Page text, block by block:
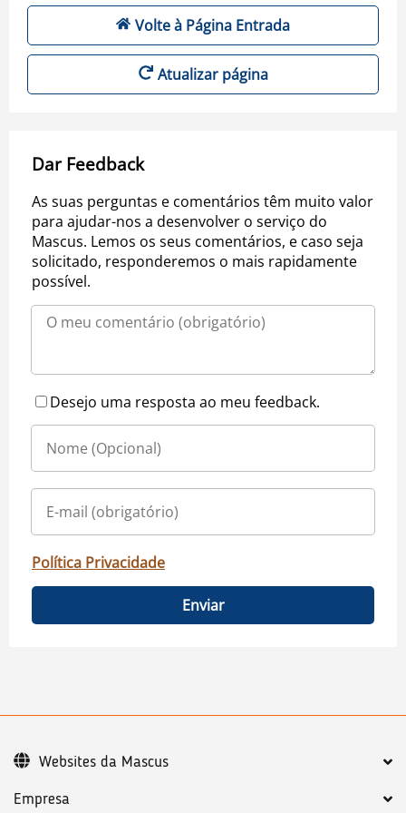
Volte à Página Entrada
Atualizar página
Dar Feedback
As suas perguntas e comentários têm muito valor
para ajudar-nos a desenvolver o serviço do
Mascus. Lemos os seus comentários, e caso seja
solicitado, responderemos o mais rapidamente
possível.
Desejo uma resposta ao meu feedback.
Política Privacidade
Enviar
Empresa
Websites da Mascus